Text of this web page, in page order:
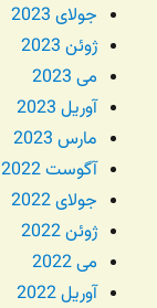
جولای 2023
ژوئن 2023
می 2023
آوریل 2023
مارس 2023
آگوست 2022
جولای 2022
ژوئن 2022
می 2022
آوریل 2022